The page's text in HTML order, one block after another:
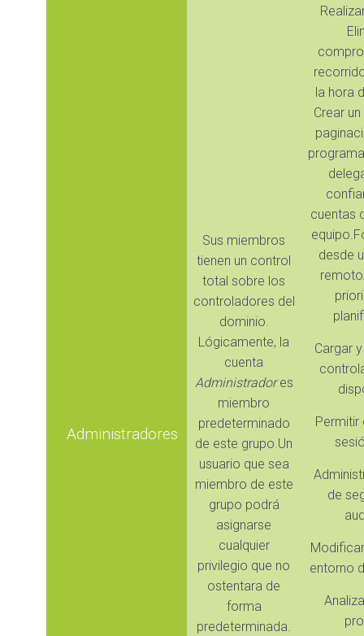
Administradores
Sus miembros
tienen un control
total sobre los
controladores del
dominio.
Lógicamente, la
cuenta
Administradores
miembro
predeterminado
de este grupo.Un
usuario que sea
miembro de este
grupo podrá
asignarse
cualquier
privilegio que no
ostentara de
forma
predeterminada.
la hora
Crear
cuentas
desde
Cargar
Permitir
de
entorno